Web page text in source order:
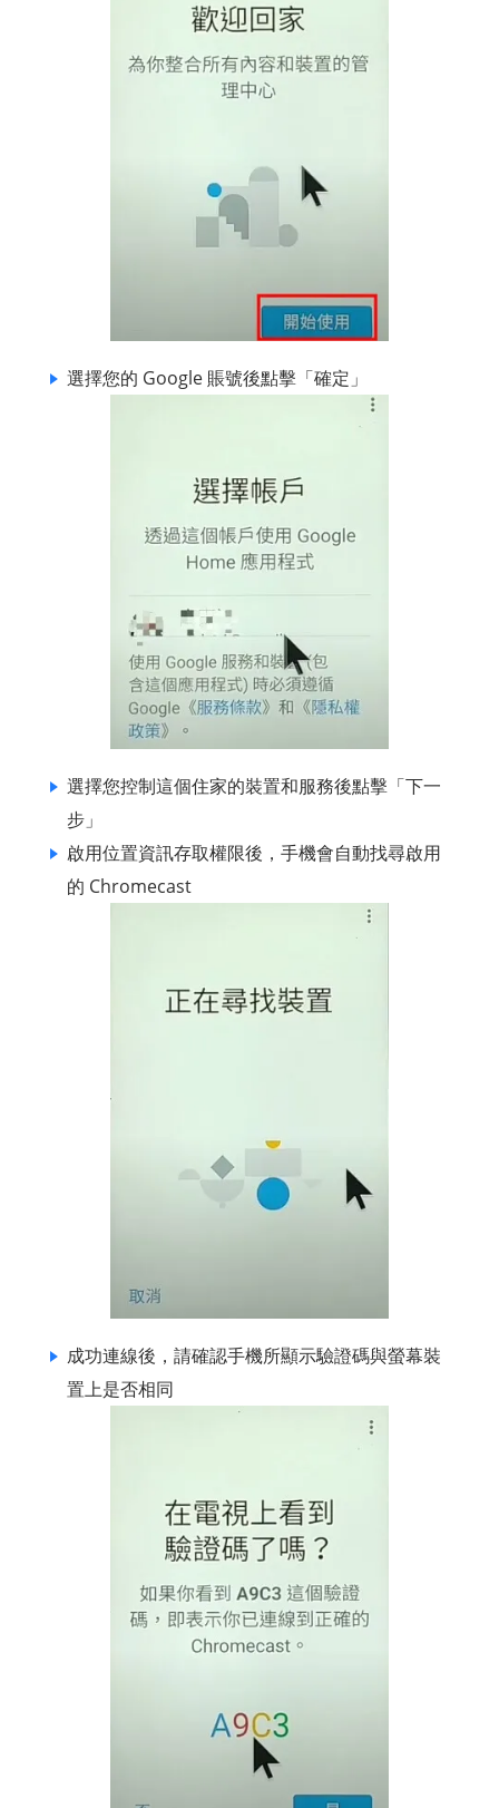
選擇您的 Google 賬號後點擊「確定」
選擇您控制這個住家的裝置和服務後點擊「下一
步」
啟用位置資訊存取權限後，手機會自動找尋啟用
的 Chromecast
成功連線後，請確認手機所顯示驗證碼與螢幕裝
置上是否相同